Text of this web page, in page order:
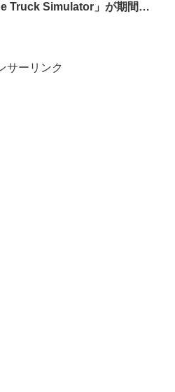
Truck Simulator」が期間限
サーリンク